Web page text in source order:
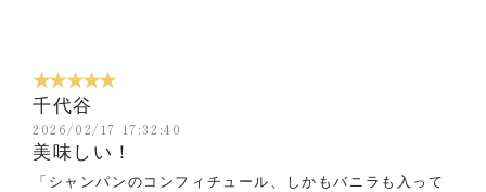
★★★★★
千代谷
2026/02/17 17:32:40
美味しい！
「シャンパンのコンフィチュール、しかもバニラも入って